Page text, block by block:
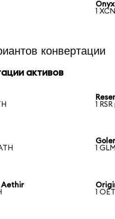
1
конвертации
активов
1
1
Aethir
1